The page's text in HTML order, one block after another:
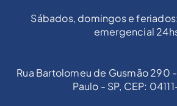
Sábados, domingos e
emergencial
Rua Bartolomeu de Gusmão 290
Paulo - SP, CEP: